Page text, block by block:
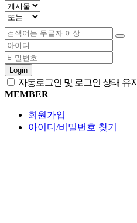
Login
자동로그인 및 로그인 상태 유지
MEMBER
회원가입
아이디/비밀번호 찾기